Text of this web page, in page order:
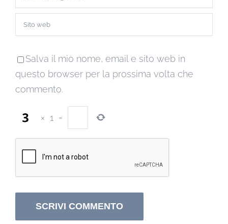
Salva il mio nome, email e sito web in
questo browser per la prossima volta che
commento.
× 1 =